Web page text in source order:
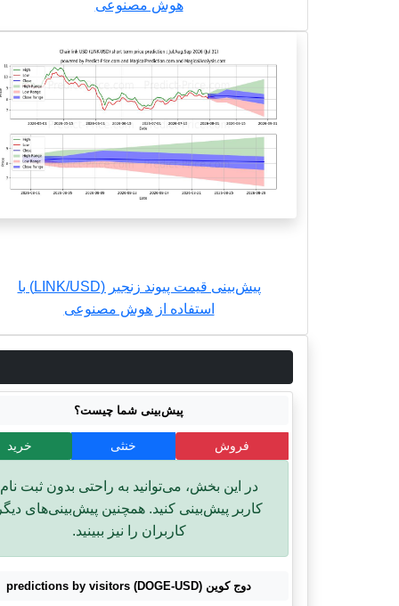
هوش مصنوعی
پیش‌بینی قیمت پیوند زنجیر (LINK/USD) با
استفاده از هوش مصنوعی
پیش‌بینی شما چیست؟
فروش خنثی خرید
در این بخش، می‌توانید به راحتی بدون ثبت نام
کاربر پیش‌بینی کنید. همچنین پیش‌بینی‌های
کاربران را نیز ببینید.
دوج کوین (DOGE-USD) predictions by visitors